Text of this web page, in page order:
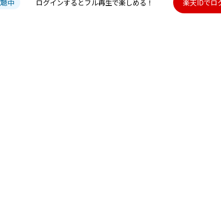
中 ログインするとフル再生で楽しめる！ 楽天IDでロ